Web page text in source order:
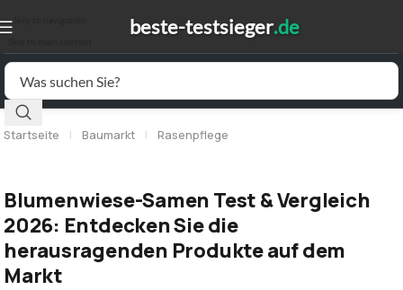
Startseite | Baumarkt | Rasenpflege
Blumenwiese-Samen Test & Vergleich
2026: Entdecken Sie die
herausragenden Produkte auf dem
Markt